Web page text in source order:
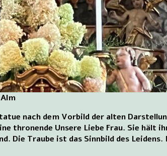
nach dem Vorbild der alten
thronende Unsere Liebe Frau. Sie hält
Die Traube ist das Sinnbild des